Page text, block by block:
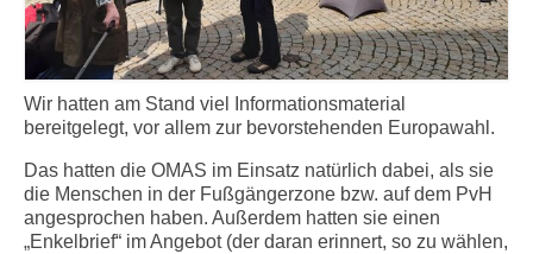
Wir hatten am Stand viel Informationsmaterial
bereitgelegt, vor allem zur bevorstehenden Europawahl.
Das hatten die OMAS im Einsatz natürlich dabei, als sie
die Menschen in der Fußgängerzone bzw. auf dem PvH
angesprochen haben. Außerdem hatten sie einen
„Enkelbrief“ im Angebot (der daran erinnert, so zu wählen,